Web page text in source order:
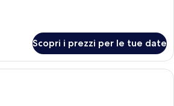
Scopri i prezzi per le tue date